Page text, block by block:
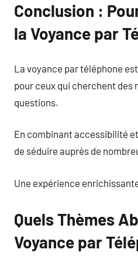
Conclusion :
la Voyance par
La voyance par téléphone
pour ceux qui cherchent des
questions.
En combinant accessibilité
de séduire auprès de
Une expérience
Quels Thèmes
Voyance par